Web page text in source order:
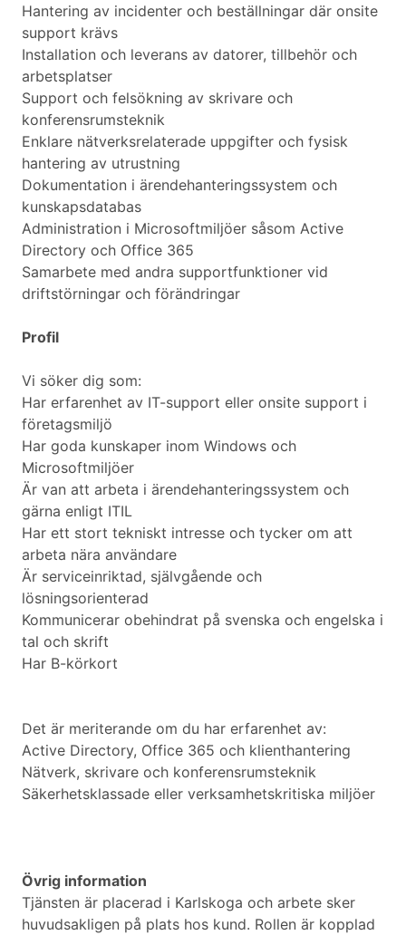
Hantering av incidenter och beställningar där onsite
support krävs
Installation och leverans av datorer, tillbehör och
arbetsplatser
Support och felsökning av skrivare och
konferensrumsteknik
Enklare nätverksrelaterade uppgifter och fysisk
hantering av utrustning
Dokumentation i ärendehanteringssystem och
kunskapsdatabas
Administration i Microsoftmiljöer såsom Active
Directory och Office 365
Samarbete med andra supportfunktioner vid
driftstörningar och förändringar
Profil
Vi söker dig som:
Har erfarenhet av IT-support eller onsite support i
företagsmiljö
Har goda kunskaper inom Windows och
Microsoftmiljöer
Är van att arbeta i ärendehanteringssystem och
gärna enligt ITIL
Har ett stort tekniskt intresse och tycker om att
arbeta nära användare
Är serviceinriktad, självgående och
lösningsorienterad
Kommunicerar obehindrat på svenska och engelska i
tal och skrift
Har B-körkort
Det är meriterande om du har erfarenhet av:
Active Directory, Office 365 och klienthantering
Nätverk, skrivare och konferensrumsteknik
Säkerhetsklassade eller verksamhetskritiska miljöer
Övrig information
Tjänsten är placerad i Karlskoga och arbete sker
huvudsakligen på plats hos kund. Rollen är kopplad